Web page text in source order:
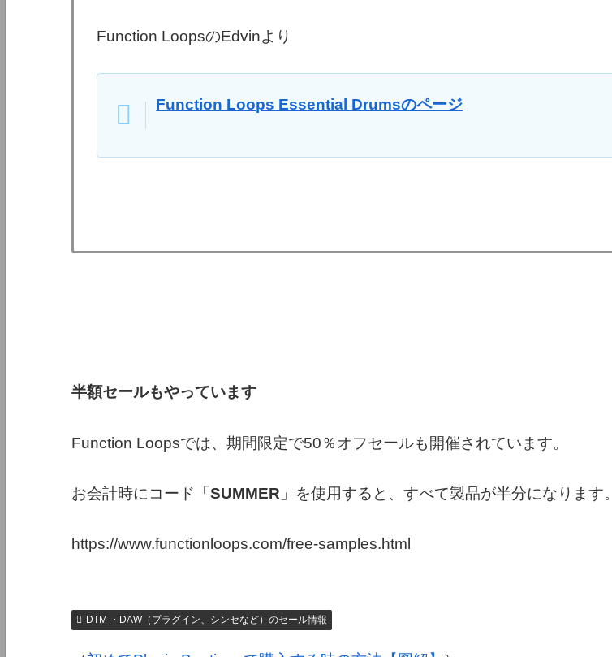
Function LoopsのEdvinより
Function Loops Essential Drumsのページ
半額セールもやっています
Function Loopsでは、期間限定で50％オフセールも開催されています。
お会計時にコード「 SUMMER 」を使用すると、すべて製品が半分になります。
https://www.functionloops.com/free-samples.html
DTM ・DAW（プラグイン、シンセなど）のセール情報